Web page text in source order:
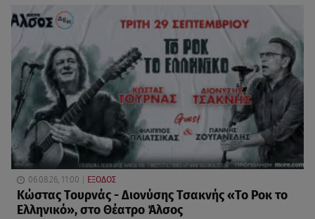
06.08.26, 11:00 ΕΞΟΔΟΣ
Κώστας Τουρνάς - Διονύσης Τσακνής «Το Ροκ το
Ελληνικό», στο Θέατρο Άλσος